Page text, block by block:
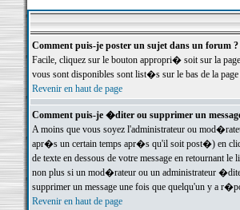
Comment puis-je poster un sujet dans un forum ?
Facile, cliquez sur le bouton appropri� soit sur la
vous sont disponibles sont list�s sur le bas de la
Revenir en haut de page
Comment puis-je �diter ou supprimer un
A moins que vous soyez l'administrateur ou
apr�s un certain temps apr�s qu'il soit post�) en
de texte en dessous de votre message en
non plus si un mod�rateur ou un administrateur
supprimer un message une fois que quelqu'un y a
Revenir en haut de page